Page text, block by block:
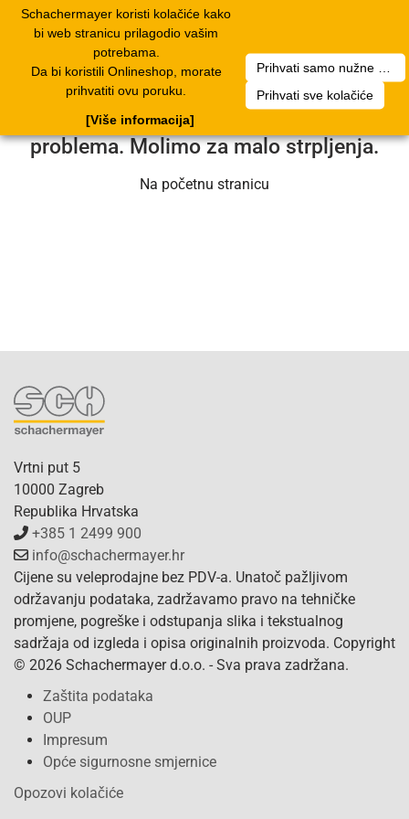
Schachermayer koristi kolačiće kako
bi web stranicu prilagodio vašim
potrebama.
Da bi koristili Onlineshop, morate
prihvatiti ovu poruku.
Prihvati sve kolačiće
[Više informacija]
Nažalost, došlo je do pogreške. Naš
servisni tim radi na rješavanju
problema. Molimo za malo strpljenja.
Na početnu stranicu
Vrtni put 5
10000 Zagreb
Republika Hrvatska
+385 1 2499 900
info@schachermayer.hr
Cijene su veleprodajne bez PDV-a. Unatoč pažljivom
održavanju podataka, zadržavamo pravo na tehničke
promjene, pogreške i odstupanja slika i tekstualnog
sadržaja od izgleda i opisa originalnih proizvoda. Copyright
© 2026 Schachermayer d.o.o. - Sva prava zadržana.
Zaštita podataka
OUP
Impresum
Opće sigurnosne smjernice
Opozovi kolačiće